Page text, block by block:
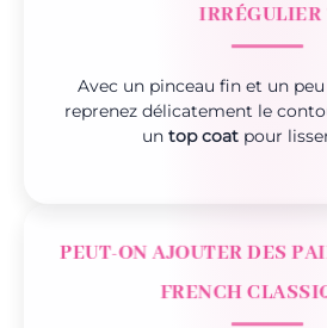
IRRÉGULIER
Avec un pinceau fin et un
reprenez délicatement le
un top coatpour
PEUT-ON AJOUTER DES
FRENCH